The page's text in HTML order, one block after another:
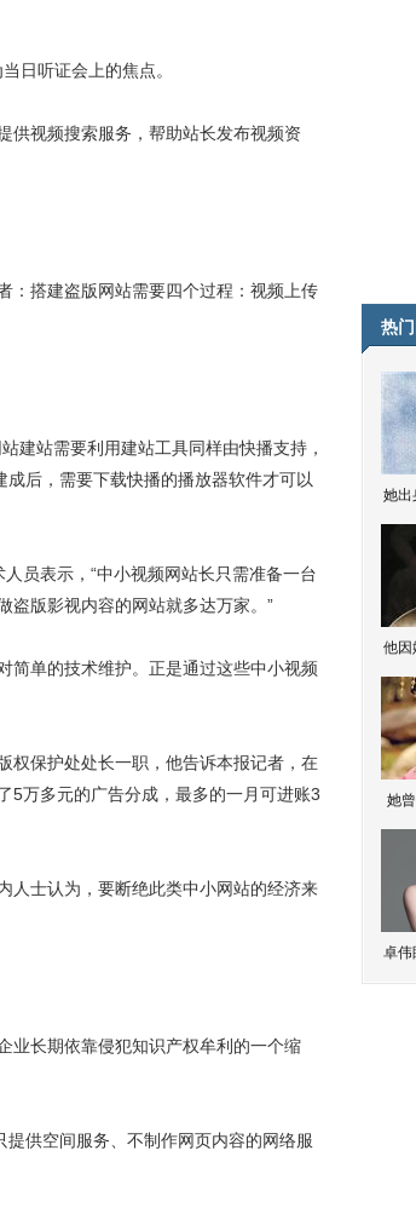
日听证会上的焦点。
视频搜索服务，帮助站长发布视频资
搭建盗版网站需要四个过程：视频上传
站需要利用建站工具同样由快播支持，
后，需要下载快播的播放器软件才可以
员表示，“中小视频网站长只需准备一台
盗版影视内容的网站就多达万家。”
单的技术维护。正是通过这些中小视频
保护处处长一职，他告诉本报记者，在
5万多元的广告分成，最多的一月可进账3
士认为，要断绝此类中小网站的经济来
长期依靠侵犯知识产权牟利的一个缩
供空间服务、不制作网页内容的网络服
热
她出
他因
她
卓伟